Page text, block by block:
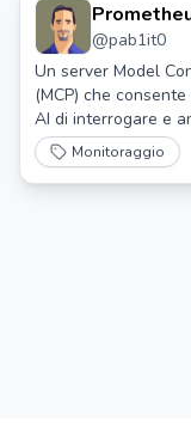
Server
@pab1it0
Un server Model
(MCP) che
AI di interrogare e
metriche di
interfacce
Monitoraggio